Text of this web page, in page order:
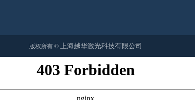
版权所有 © 上海越华激光科技有限公司